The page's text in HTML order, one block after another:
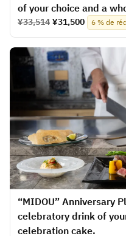
of your choice and a
¥33,514 ¥31,500 6 % de
“MIDOU” Anniversary
celebratory drink of
celebration cake.